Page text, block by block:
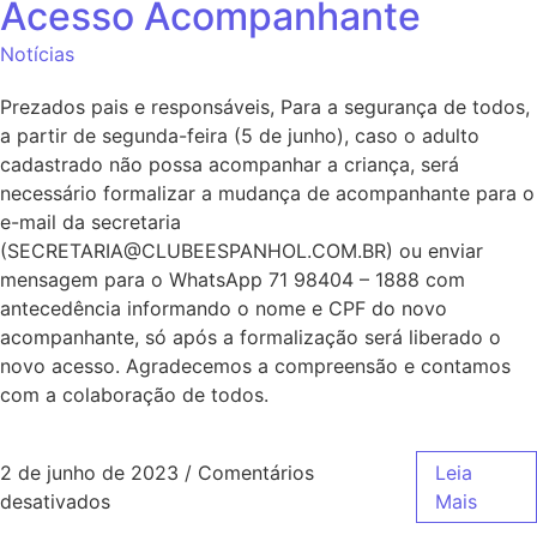
Acesso Acompanhante
Notícias
Prezados pais e responsáveis, Para a segurança de todos,
a partir de segunda-feira (5 de junho), caso o adulto
cadastrado não possa acompanhar a criança, será
necessário formalizar a mudança de acompanhante para o
e-mail da secretaria
(SECRETARIA@CLUBEESPANHOL.COM.BR) ou enviar
mensagem para o WhatsApp 71 98404 – 1888 com
antecedência informando o nome e CPF do novo
acompanhante, só após a formalização será liberado o
novo acesso. Agradecemos a compreensão e contamos
com a colaboração de todos.
2 de junho de 2023 / Comentários
desativados
Leia
Mais